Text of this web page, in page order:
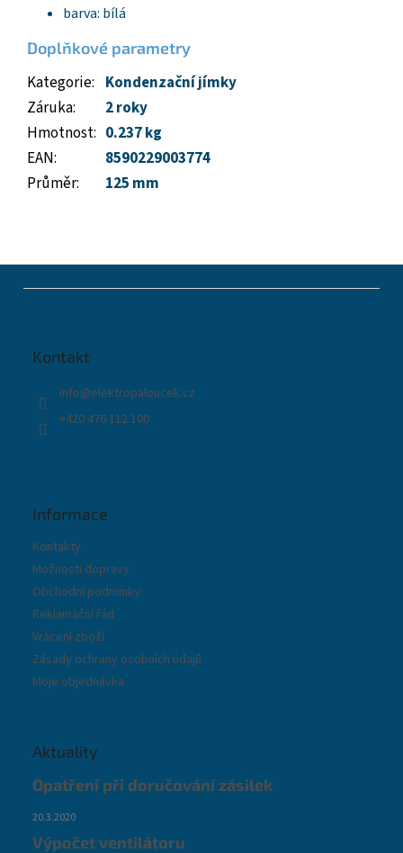
barva: bílá
Doplňkové parametry
Kategorie: Kondenzační jímky
Záruka:
2 roky
Hmotnost: 0.237 kg
EAN:
8590229003774
Průměr: 125 mm
Kontakt
info@elektropaloucek.cz
+420 476 112 100
Informace
Kontakty
Možnosti dopravy
Obchodní podmínky
Reklamační řád
Vrácení zboží
Zásady ochrany osobních údajů
Moje objednávka
Aktuality
Opatření při doručování zásilek
20.3.2020
Výpočet ventilátoru